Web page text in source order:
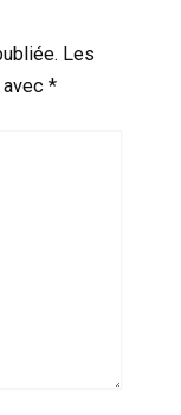
Les
*